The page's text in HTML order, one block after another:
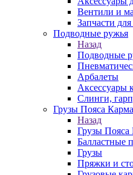
Вентили и
Запчасти
Подводные ружья
Назад
Подводные
Арбалеты
Аксессуары
Слинги,
Грузы Пояса
Назад
Грузы
Балластные
Грузы
Пряжки и